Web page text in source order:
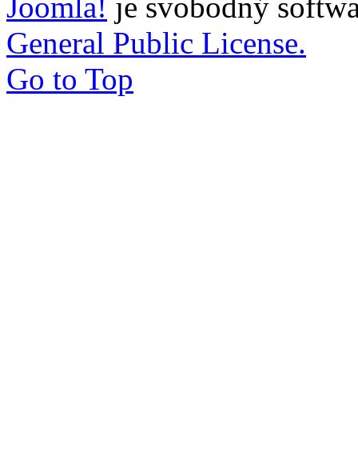
Joomla! je svobodný
General Public License.
Go to Top